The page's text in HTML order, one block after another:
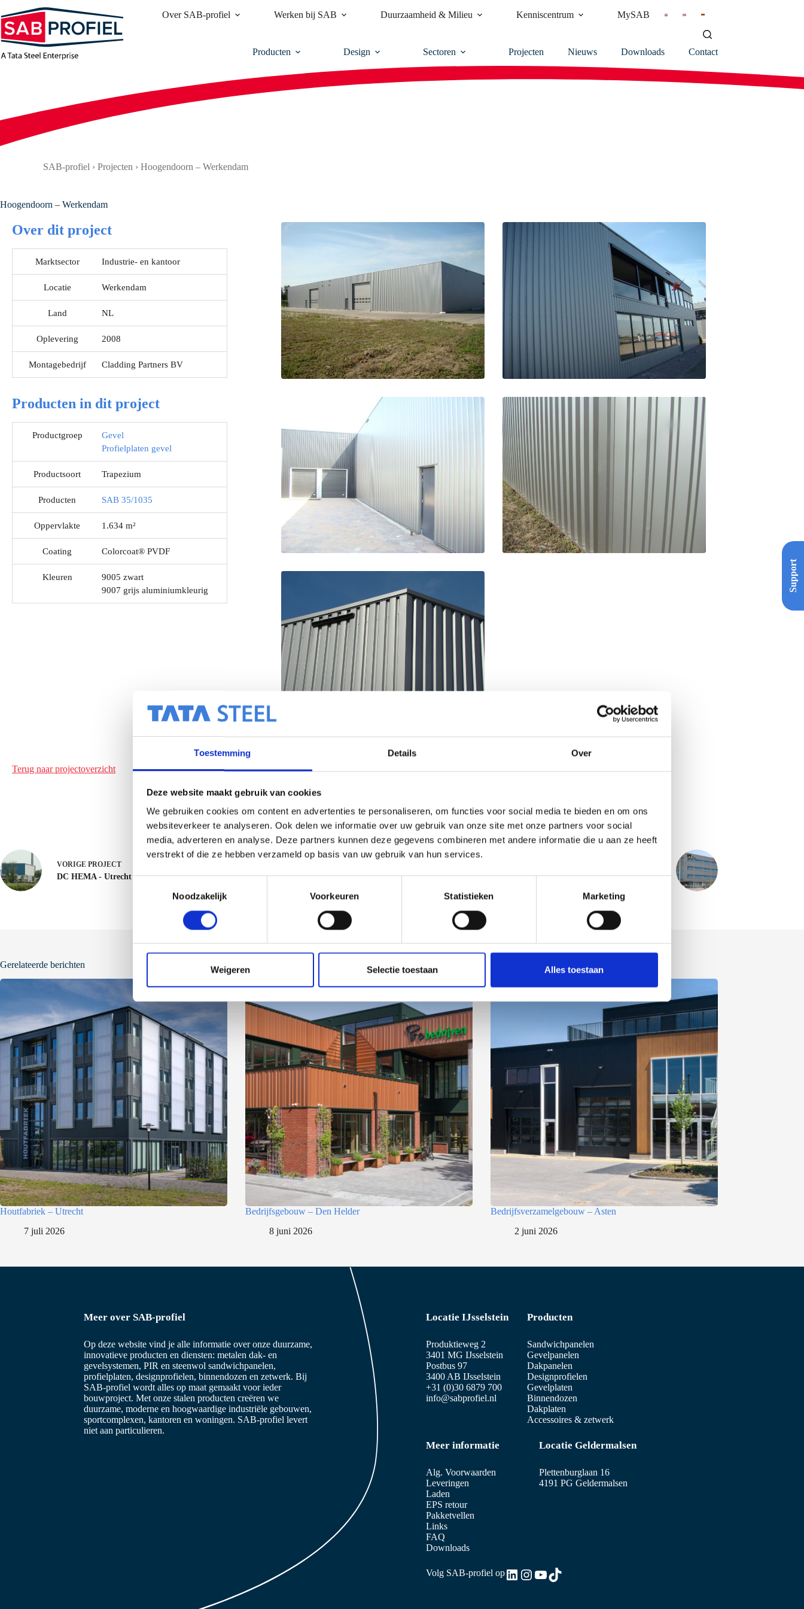
Toestemming Details Over
Deze website maakt gebruik van cookies
We gebruiken cookies om content en advertenties te personaliseren, om functies voor social media te bieden en om ons
websiteverkeer te analyseren. Ook delen we informatie over uw gebruik van onze site met onze partners voor social
media, adverteren en analyse. Deze partners kunnen deze gegevens combineren met andere informatie die u aan ze heeft
verstrekt of die ze hebben verzameld op basis van uw gebruik van hun services.
i
n
g
s
e
l
e
i
Noodzakelijk Voorkeuren Statistieken Marketing
Weigeren Selectie toestaan Alles toestaan
naar
de
inhoud
Over SAB-profiel Werken bij SAB Duurzaamheid & Milieu Kenniscentrum MySAB
Producten Design Sectoren Projecten Nieuws Downloads Contact
SAB-profiel › Projecten › Hoogendoorn – Werkendam
Hoogendoorn – Werkendam
Over dit project
Marktsector Industrie- en kantoor
Locatie Werkendam
Land NL
Oplevering 2008
Montagebedrijf Cladding Partners BV
Producten in dit project
Productgroep
Gevel
Profielplaten gevel
Productsoort Trapezium
Producten SAB 35/1035
Oppervlakte 1.634 m²
Coating Colorcoat® PVDF
Kleuren
9005 zwart
9007 grijs aluminiumkleurig
Terug naar projectoverzicht
VORIGE PROJECT
DC HEMA - Utrecht MCFE-Mitsubishi Caterpillar Forklift Europe - Almere
Gerelateerde berichten
Houtfabriek – Utrecht
7 juli 2026
Bedrijfsgebouw – Den Helder
8 juni 2026
Bedrijfsverzamelgebouw – Asten
2 juni 2026
Support
Meer over SAB-profiel
Op deze website vind je alle informatie over onze duurzame,
innovatieve producten en diensten: metalen dak- en
gevelsystemen, PIR en steenwol sandwichpanelen,
profielplaten, designprofielen, binnendozen en zetwerk. Bij
SAB-profiel wordt alles op maat gemaakt voor ieder
bouwproject. Met onze stalen producten creëren we
duurzame, moderne en hoogwaardige industriële gebouwen,
sportcomplexen, kantoren en woningen. SAB-profiel levert
niet aan particulieren.
Locatie IJsselstein
Produktieweg 2
3401 MG IJsselstein
Postbus 97
3400 AB IJsselstein
+31 (0)30 6879 700
info@sabprofiel.nl
Producten
Sandwichpanelen
Gevelpanelen
Dakpanelen
Designprofielen
Gevelplaten
Binnendozen
Dakplaten
Accessoires & zetwerk
Meer informatie
Alg. Voorwaarden
Leveringen
Laden
EPS retour
Pakketvellen
Links
FAQ
Downloads
Locatie Geldermalsen
Plettenburglaan 16
4191 PG Geldermalsen
Volg SAB-profiel opLinkedIn
Instagram
YouTube
TikTok